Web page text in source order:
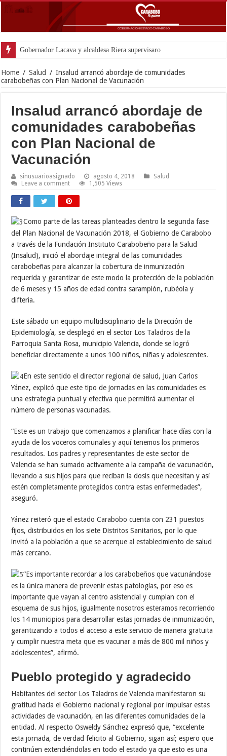
Home / Salud / Insalud arrancó abordaje de comunidades
carabobeñas con Plan Nacional de Vacunación
Insalud arrancó abordaje de
comunidades carabobeñas
con Plan Nacional de
Vacunación
sinusuarioasignado agosto 4, 2018
Salud
Leave a comment
1,505 Views
Como parte de las tareas planteadas dentro la segunda fase
del Plan Nacional de Vacunación 2018, el Gobierno de Carabobo
a través de la Fundación Instituto Carabobeño para la Salud
(Insalud), inició el abordaje integral de las comunidades
carabobeñas para alcanzar la cobertura de inmunización
requerida y garantizar de este modo la protección de la población
de 6 meses y 15 años de edad contra sarampión, rubéola y
difteria.
Este sábado un equipo multidisciplinario de la Dirección de
Epidemiología, se desplegó en el sector Los Taladros de la
Parroquia Santa Rosa, municipio Valencia, donde se logró
beneficiar directamente a unos 100 niños, niñas y adolescentes.
En este sentido el director regional de salud, Juan Carlos
Yánez, explicó que este tipo de jornadas en las comunidades es
una estrategia puntual y efectiva que permitirá aumentar el
número de personas vacunadas.
“Este es un trabajo que comenzamos a planificar hace días con la
ayuda de los voceros comunales y aquí tenemos los primeros
resultados. Los padres y representantes de este sector de
Valencia se han sumado activamente a la campaña de vacunación,
llevando a sus hijos para que reciban la dosis que necesitan y así
estén completamente protegidos contra estas enfermedades”,
aseguró.
Yánez reiteró que el estado Carabobo cuenta con 231 puestos
fijos, distribuidos en los siete Distritos Sanitarios, por lo que
invitó a la población a que se acerque al establecimiento de salud
más cercano.
“Es importante recordar a los carabobeños que vacunándose
es la única manera de prevenir estas patologías, por eso es
importante que vayan al centro asistencial y cumplan con el
esquema de sus hijos, igualmente nosotros esteramos recorriendo
los 14 municipios para desarrollar estas jornadas de inmunización,
garantizando a todos el acceso a este servicio de manera gratuita
y cumplir nuestra meta que es vacunar a más de 800 mil niños y
adolescentes”, afirmó.
Pueblo protegido y agradecido
Habitantes del sector Los Taladros de Valencia manifestaron su
gratitud hacia el Gobierno nacional y regional por impulsar estas
actividades de vacunación, en las diferentes comunidades de la
entidad. Al respecto Osweldy Sánchez expresó que, “excelente
esta jornada, de verdad felicito al Gobierno, sigan así; espero que
continúen extendiéndolas en todo el estado ya que esto es una